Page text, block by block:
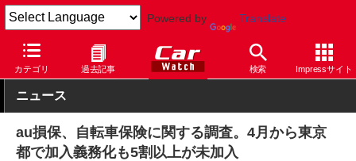
Powered by Translate
カテゴリ 過去記事 検索 Impressサイト
Car Watch 自動車
ニュース
au損保、自転車保険に関する調査。4月から東京
都で加入義務化も5割以上が未加入